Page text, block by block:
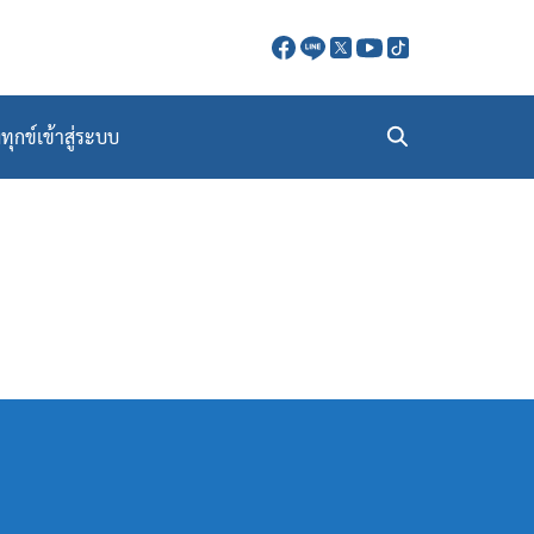
ทุกข์เข้าสู่ระบบ